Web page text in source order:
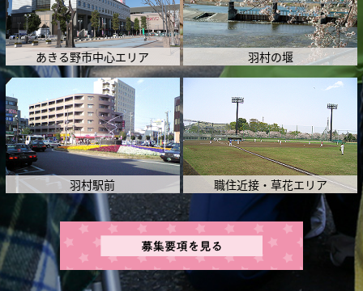
あきる野市中心エリア 羽村の堰
羽村駅前 職住近接・草花エリア